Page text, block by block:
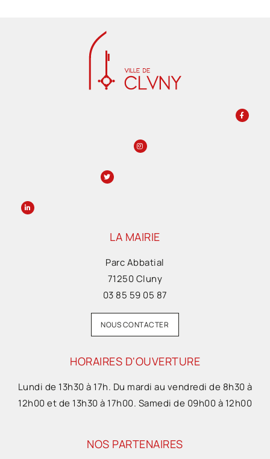
LA MAIRIE
Parc Abbatial
71250 Cluny
03 85 59 05 87
NOUS CONTACTER
HORAIRES D'OUVERTURE
Lundi de 13h30 à 17h. Du mardi au vendredi de 8h30 à
12h00 et de 13h30 à 17h00. Samedi de 09h00 à 12h00
NOS PARTENAIRES